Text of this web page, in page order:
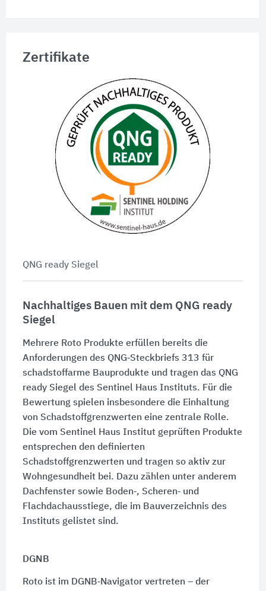
Zertifikate
QNG ready Siegel
Nachhaltiges Bauen mit dem QNG ready
Siegel
Mehrere Roto Produkte erfüllen bereits die
Anforderungen des QNG‑Steckbriefs 313 für
schadstoffarme Bauprodukte und tragen das QNG
ready Siegel des Sentinel Haus Instituts. Für die
Bewertung spielen insbesondere die Einhaltung
von Schadstoffgrenzwerten eine zentrale Rolle.
Die vom Sentinel Haus Institut geprüften Produkte
entsprechen den definierten
Schadstoffgrenzwerten und tragen so aktiv zur
Wohngesundheit bei. Dazu zählen unter anderem
Dachfenster sowie Boden‑, Scheren‑ und
Flachdachausstiege, die im Bauverzeichnis des
Instituts gelistet sind.
DGNB
Roto ist im DGNB‑Navigator vertreten – der